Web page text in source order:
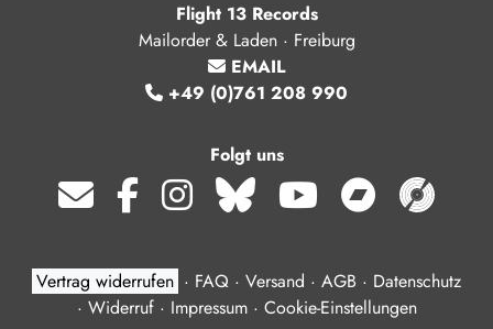
Flight 13 Records
Mailorder & Laden · Freiburg
EMAIL
+49 (0)761 208 990
Folgt uns
Vertrag widerrufen · FAQ · Versand · AGB · Datenschutz
· Widerruf· Impressum· Cookie-Einstellungen